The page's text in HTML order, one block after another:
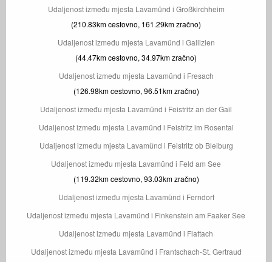
Udaljenost između mjesta Lavamünd i Großkirchheim
(210.83km cestovno, 161.29km zračno)
Udaljenost između mjesta Lavamünd i Gallizien
(44.47km cestovno, 34.97km zračno)
Udaljenost između mjesta Lavamünd i Fresach
(126.98km cestovno, 96.51km zračno)
Udaljenost između mjesta Lavamünd i Feistritz an der Gail
Udaljenost između mjesta Lavamünd i Feistritz im Rosental
Udaljenost između mjesta Lavamünd i Feistritz ob Bleiburg
Udaljenost između mjesta Lavamünd i Feld am See
(119.32km cestovno, 93.03km zračno)
Udaljenost između mjesta Lavamünd i Ferndorf
Udaljenost između mjesta Lavamünd i Finkenstein am Faaker See
Udaljenost između mjesta Lavamünd i Flattach
Udaljenost između mjesta Lavamünd i Frantschach-St. Gertraud